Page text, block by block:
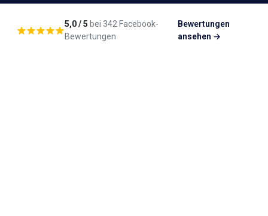
5,0 / 5 bei 342 Facebook-
Bewertungen
Bewertungen
ansehen →